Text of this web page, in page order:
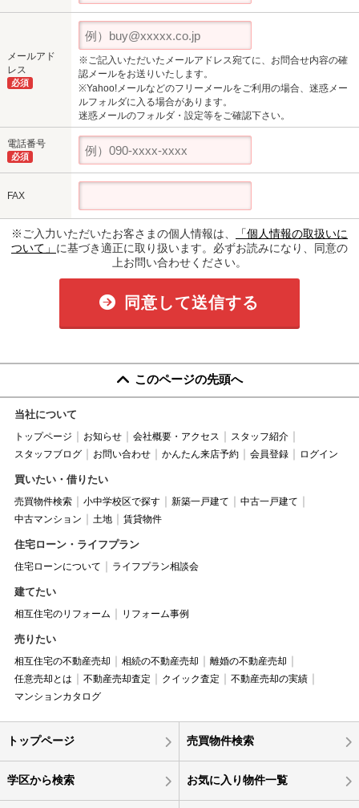
メールアド
レス
必須
※ご記入いただいたメールアドレス宛てに、お問合せ内容の確
認メールをお送りいたします。
※Yahoo!メールなどのフリーメールをご利用の場合、迷惑メー
ルフォルダに入る場合があります。
迷惑メールのフォルダ・設定等をご確認下さい。
電話番号
必須
FAX
※ご入力いただいたお客さまの個人情報は、
「個人情報の取扱いに
ついて」 に基づき適正に取り扱います。必ずお読みになり、同意の
上お問い合わせください。
同意して送信する
このページの先頭へ
当社について
トップページ お知らせ 会社概要・アクセス
スタッフ紹介
スタッフブログ
お問い合わせ かんたん来店予約 会員登録 ログイン
買いたい・借りたい
売買物件検索 小中学校区で探す 新築一戸建て
中古一戸建て
中古マンション
土地 賃貸物件
住宅ローン・ライフプラン
住宅ローンについて ライフプラン相談会
建てたい
相互住宅のリフォーム リフォーム事例
売りたい
相互住宅の不動産売却 相続の不動産売却
離婚の不動産売却
任意売却とは
不動産売却査定 クイック査定
不動産売却の実績
マンションカタログ
トップページ 売買物件検索
学区から検索 お気に入り物件一覧